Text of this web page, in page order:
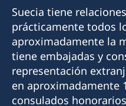
ambassaden.buenos-
Dirección:
La Rioja 355
3360 Oberá, Misiones
Argentina
Celular:
+54 9 2901 646428
Correo electrónico:
Suecia tiene
prácticamente todos
aproximadamente la
tiene embajadas y
representación
en aproximadamente
consulados